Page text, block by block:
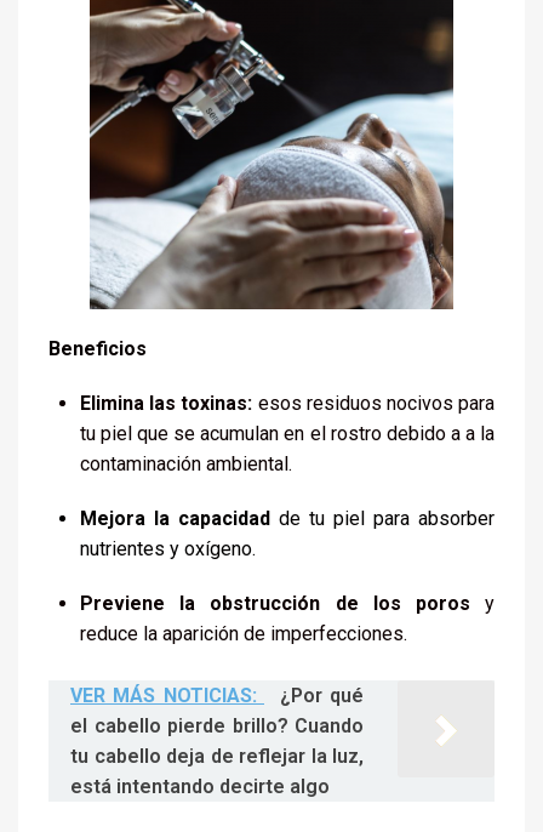
Beneficios
Elimina las toxinas: esos residuos nocivos para
tu piel que se acumulan en el rostro debido a a la
contaminación ambiental.
Mejora la capacidad de tu piel para absorber
nutrientes y oxígeno.
Previene la obstrucción de los poros y
reduce la aparición de imperfecciones.
VER MÁS NOTICIAS:
¿Por qué
el cabello pierde brillo? Cuando
tu cabello deja de reflejar la luz,
está intentando decirte algo